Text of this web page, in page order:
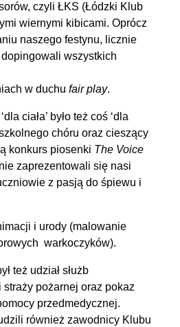
czyli ŁKS (Łódzki Klub
wiernymi kibicami. Oprócz
naszego festynu, licznie
wszystkich
w duchu fair play.
było też coś ‘dla
chóru oraz cieszący
konkurs piosenki The Voice
zaprezentowali się nasi
z pasją do śpiewu i
i urody (malowanie
warkoczyków).
udział służb
pożarnej oraz pokaz
przedmedycznej.
również zawodnicy Klubu